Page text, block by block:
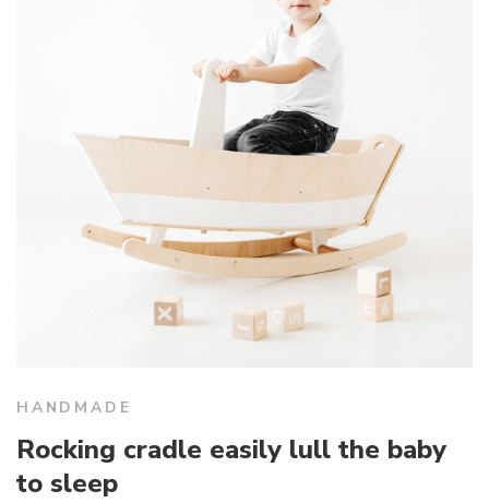
HANDMADE
Rocking cradle easily lull the baby
to sleep